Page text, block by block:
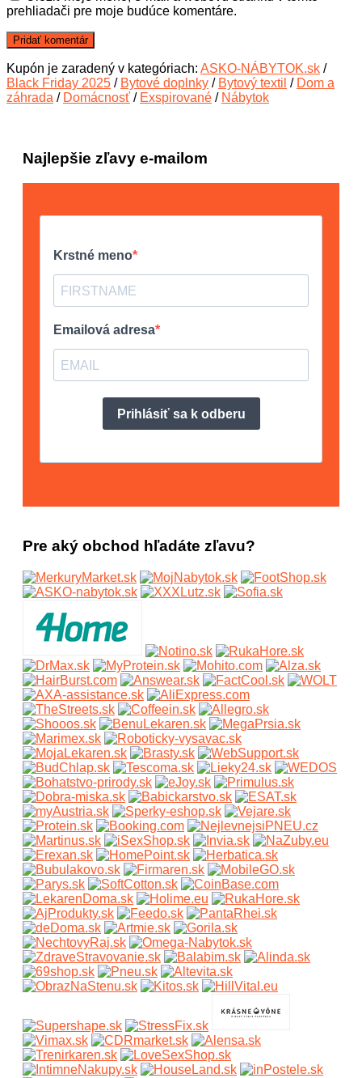
prehliadači pre moje budúce komentáre.
Kupón je zaradený v kategóriach: ASKO-NÁBYTOK.sk /
Black Friday 2025 / Bytové doplnky / Bytový textil / Dom a
záhrada / Domácnosť / Exspirované / Nábytok
Najlepšie zľavy e-mailom
Pre aký obchod hľadáte zľavu?